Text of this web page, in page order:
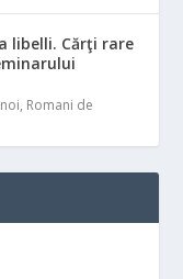
libelli. Cărţi rare
, Romani de